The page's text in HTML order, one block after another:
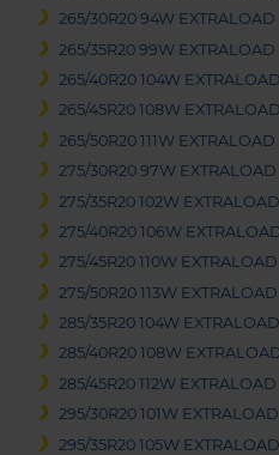
265/30R20 94W EXTRALOAD
265/35R20 99W EXTRALOAD
265/40R20 104W EXTRALOAD
265/45R20 108W EXTRALOAD
265/50R20 111W EXTRALOAD
275/30R20 97W EXTRALOAD
275/35R20 102W EXTRALOAD
275/40R20 106W
275/45R20 110W EXTRALOAD
275/50R20 113W EXTRALOAD
285/35R20 104W EXTRALOAD
285/40R20 108W
285/45R20 112W EXTRALOAD
295/30R20 101W EXTRALOAD
295/35R20 105W EXTRALOAD